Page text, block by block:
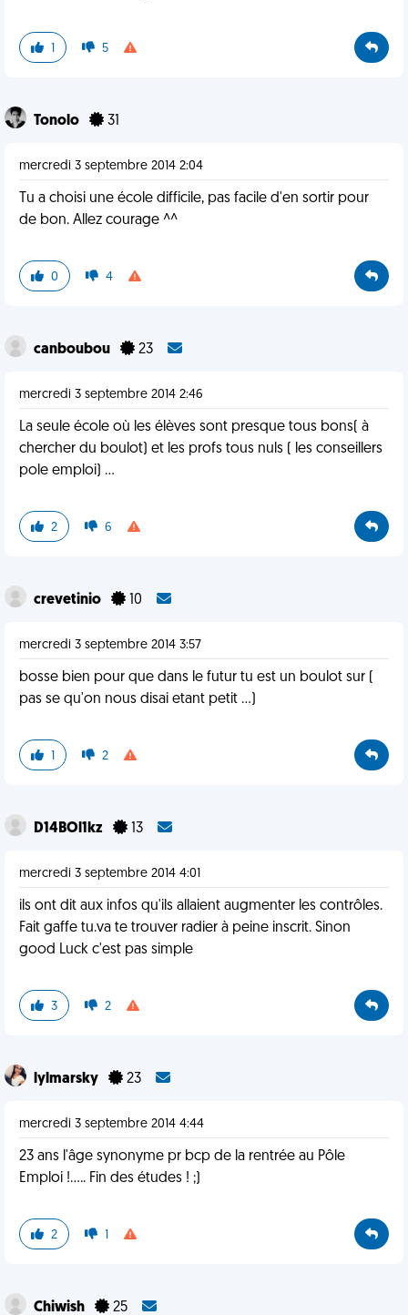
1 5
Tonolo 31
mercredi 3 septembre 2014 2:04
Tu a choisi une école difficile, pas facile d'en sortir pour
de bon. Allez courage ^^
0 4
canboubou 23
mercredi 3 septembre 2014 2:46
La seule école où les élèves sont presque tous bons( à
chercher du boulot) et les profs tous nuls ( les conseillers
pole emploi) ...
2 6
crevetinio 10
mercredi 3 septembre 2014 3:57
bosse bien pour que dans le futur tu est un boulot sur (
pas se qu'on nous disai etant petit ...)
1 2
D14BOl1kz 13
mercredi 3 septembre 2014 4:01
ils ont dit aux infos qu'ils allaient augmenter les contrôles.
Fait gaffe tu.va te trouver radier à peine inscrit. Sinon
good Luck c'est pas simple
3 2
lylmarsky 23
mercredi 3 septembre 2014 4:44
23 ans l'âge synonyme pr bcp de la rentrée au Pôle
Emploi !..... Fin des études ! ;)
2 1
Chiwish 25